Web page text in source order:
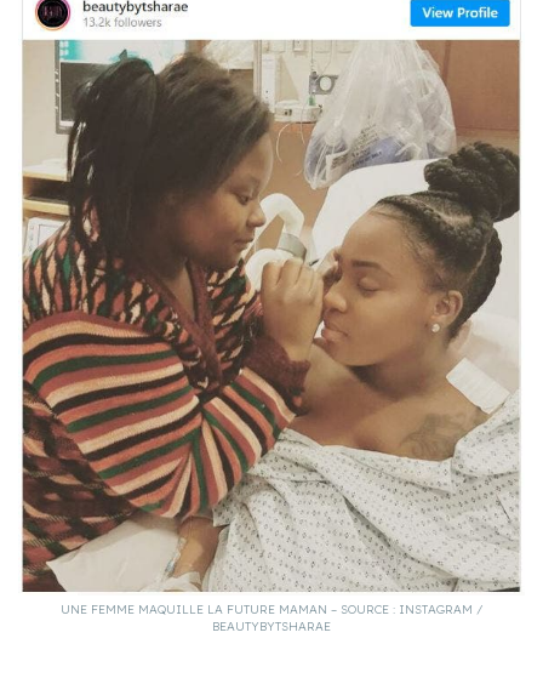
UNE FEMME MAQUILLE LA FUTURE MAMAN – SOURCE : INSTAGRAM /
BEAUTYBYTSHARAE